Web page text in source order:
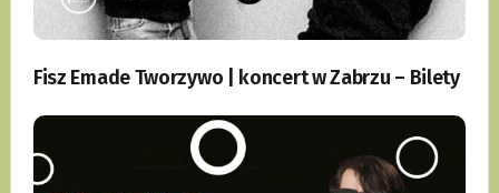
Fisz Emade Tworzywo | koncert w Zabrzu – Bilety